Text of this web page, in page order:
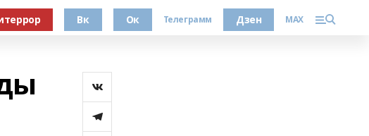
Вк Ок Телеграмм Дзен MAX